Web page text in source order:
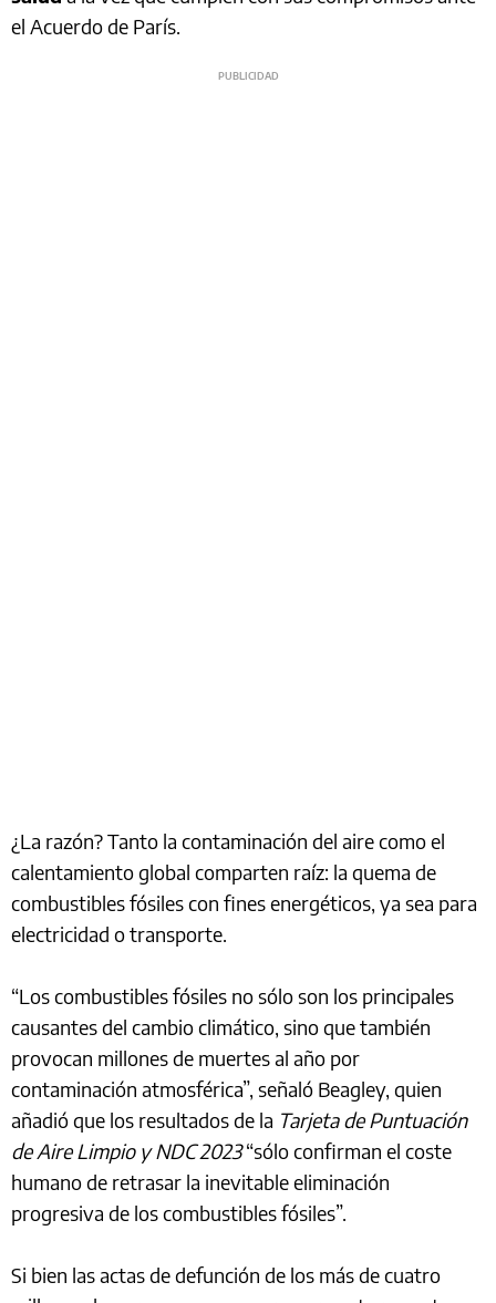
el Acuerdo de París.
¿La razón? Tanto la contaminación del aire como el
calentamiento global comparten raíz: la quema de
combustibles fósiles con fines energéticos, ya sea para
electricidad o transporte.
“Los combustibles fósiles no sólo son los principales
causantes del cambio climático, sino que también
provocan millones de muertes al año por
contaminación atmosférica”, señaló Beagley, quien
añadió que los resultados de la Tarjeta de Puntuación
de Aire Limpio y NDC 2023“sólo confirman el coste
humano de retrasar la inevitable eliminación
progresiva de los combustibles fósiles”.
Si bien las actas de defunción de los más de cuatro